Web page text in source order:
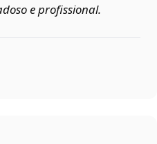
e profissional.